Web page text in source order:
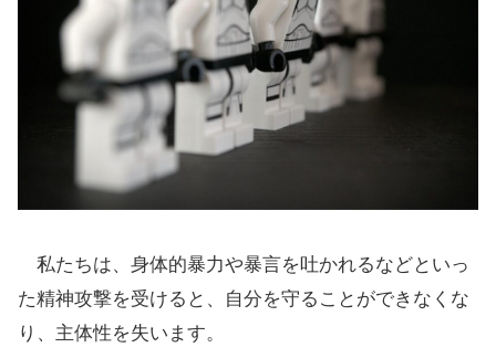
私たちは、身体的暴力や暴言を吐かれるなどといっ
た精神攻撃を受けると、自分を守ることができなくな
り、主体性を失います。